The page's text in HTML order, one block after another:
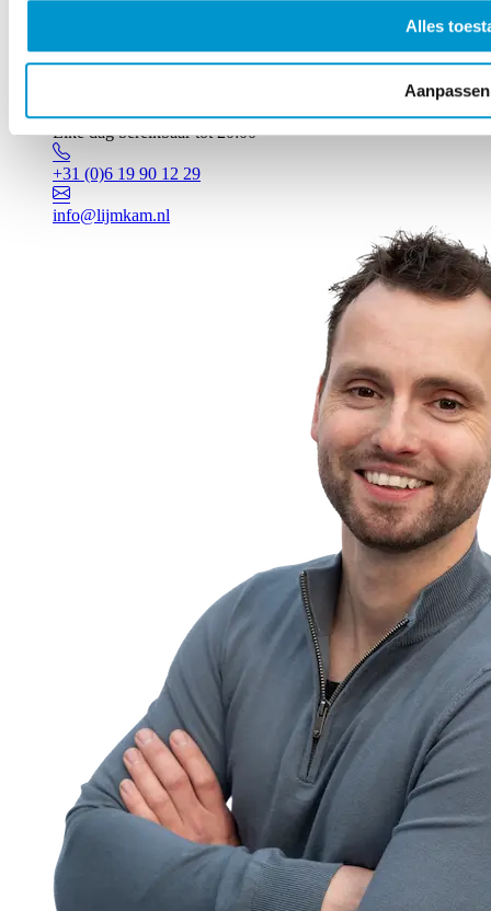
Alles
Aanpassen
Elke dag bereikbaar tot 20:00
+31 (0)6 19 90 12 29
info@lijmkam.nl